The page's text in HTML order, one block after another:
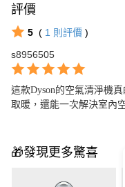
評價
5 ( 1 則評價 )
s8956505
這款Dyson的空氣清淨機
取暖，還能一次解決室內
🎁發現更多驚喜